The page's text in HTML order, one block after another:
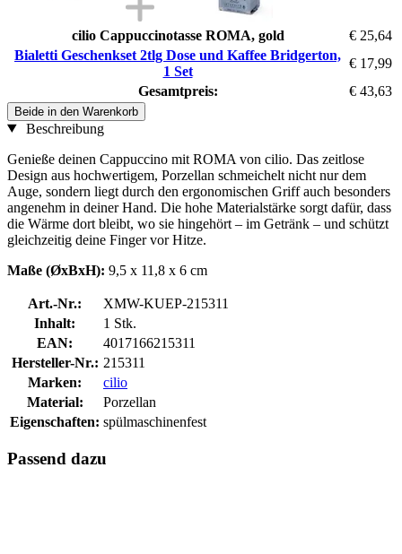
cilio Cappuccinotasse ROMA, gold
€ 25,64
Bialetti Geschenkset 2tlg Dose und Kaffee Bridgerton,
1 Set
€ 17,99
Gesamtpreis:
€ 43,63
Beide in den Warenkorb
Beschreibung
Genieße deinen Cappuccino mit ROMA von cilio. Das zeitlose
Design aus hochwertigem, Porzellan schmeichelt nicht nur dem
Auge, sondern liegt durch den ergonomischen Griff auch besonders
angenehm in deiner Hand. Die hohe Materialstärke sorgt dafür, dass
die Wärme dort bleibt, wo sie hingehört – im Getränk – und schützt
gleichzeitig deine Finger vor Hitze.
Maße (ØxBxH): 9,5 x 11,8 x 6 cm
Art.-Nr.:
XMW-KUEP-215311
Inhalt:
1 Stk.
EAN:
4017166215311
Hersteller-Nr.: 215311
Marken:
cilio
Material:
Porzellan
Eigenschaften: spülmaschinenfest
Passend dazu